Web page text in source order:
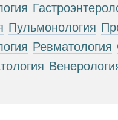
Пульмонология
Ревматология